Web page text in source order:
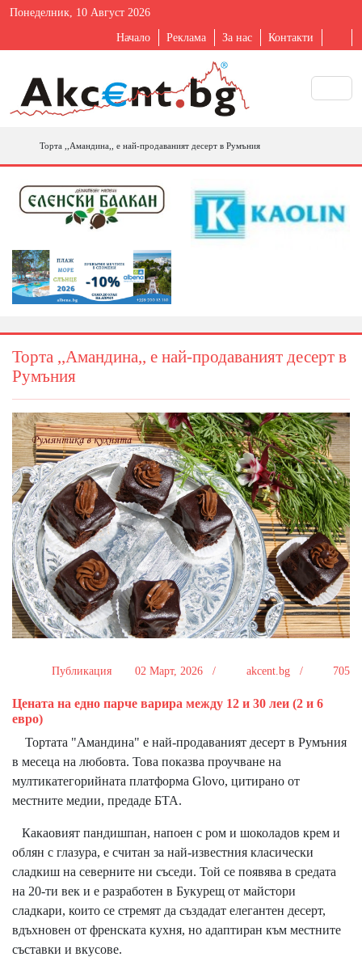
Понеделник, 10 Август 2026
Начало Реклама За нас Контакти
Торта ,,Амандина,, е най-продаваният десерт в Румъния
Торта ,,Амандина,, е най-продаваният десерт в
Румъния
Публикация 02 Март, 2026 / akcent.bg / 705
Цената на едно парче варира между 12 и 30 леи (2 и 6
евро)
Тортата "Амандина" е най-продаваният десерт в Румъния
в месеца на любовта. Това показва проучване на
мултикатегорийната платформа Glovo, цитирано от
местните медии, предаде БТА.
Какаовият пандишпан, напоен с ром и шоколадов крем и
облян с глазура, е считан за най-известния класически
сладкиш на северните ни съседи. Той се появява в средата
на 20-ти век и е разработен в Букурещ от майстори
сладкари, които се стремят да създадат елегантен десерт,
вдъхновен от френската кухня, но адаптиран към местните
съставки и вкусове.